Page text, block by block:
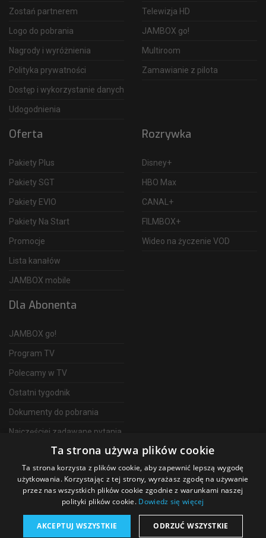
Zostań partnerem
Logo do pobrania
Nagrody i wyróżnienia
Polityka prywatności
Dostęp i wykorzystanie danych
Udogodnienia
Telewizja HD
JAMBOX go!
Multiroom
Zamawianie z pilota
Oferta
Pakiety Plus
Pakiety SGT
Pakiety EVIO
Pakiety Na Start
Promocje
Lista kanałów
JAMBOX mobile
Rozrywka
Disney+
HBO Max
CANAL+
FILMBOX+
Wideo na życzenie VOD
Dla Abonenta
JAMBOX go!
Program TV
Polecamy w TV
Ostatni tygodnik
Dokumenty do pobrania
Najczęściej zadawane pytania
Telewizja Światłowodowa
Ta strona używa plików cookie
Ta strona korzysta z plików cookie, aby zapewnić lepszą wygodę
użytkowania. Korzystając z tej strony, wyrażasz zgodę na używanie
przez nas wszystkich plików cookie zgodnie z warunkami naszej
polityki plików cookie. Dowiedz się więcej
AKCEPTUJ WSZYSTKIE ODRZUĆ WSZYSTKIE